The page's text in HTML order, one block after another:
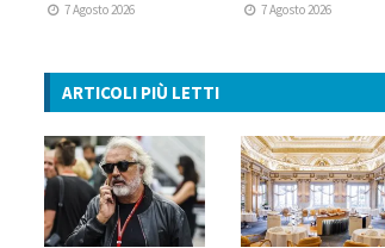
7 Agosto 2026 7 Agosto 2026
ARTICOLI PIÙ LETTI